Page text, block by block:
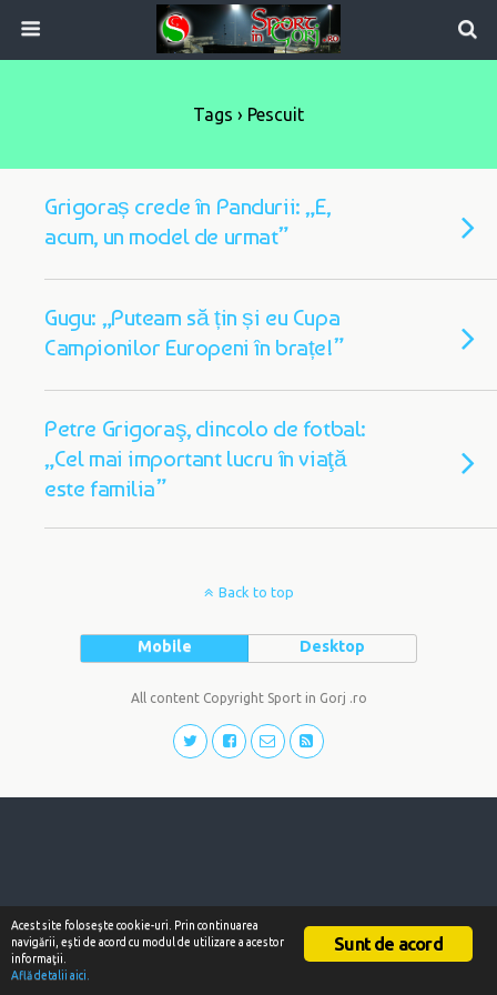
Tags › Pescuit
Grigoraș crede în Pandurii: „E,
acum, un model de urmat”
Gugu: „Puteam să țin și eu Cupa
Campionilor Europeni în brațe!”
Petre Grigoraş, dincolo de fotbal:
„Cel mai important lucru în viaţă
este familia”
Back to top
Mobile Desktop
All content Copyright Sport in Gorj .ro
Sunt de acord
Acest site foloseşte cookie-uri. Prin continuarea
navigării, eşti de acord cu modul de utilizare a acestor
informaţii.
Află detalii aici.